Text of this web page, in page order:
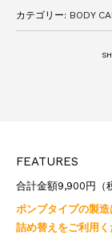
カテゴリー: BODY
FEATURES
合計金額9,900円（
ポンプタイプの製造
詰め替えをご利用く